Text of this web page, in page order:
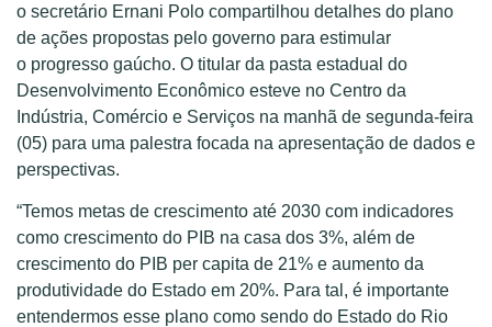
o secretário Ernani Polo compartilhou detalhes do plano
de ações propostas pelo governo para estimular
o progresso gaúcho. O titular da pasta estadual do
Desenvolvimento Econômico esteve no Centro da
Indústria, Comércio e Serviços na manhã de segunda-feira
(05) para uma palestra focada na apresentação de dados e
perspectivas.
“Temos metas de crescimento até 2030 com indicadores
como crescimento do PIB na casa dos 3%, além de
crescimento do PIB per capita de 21% e aumento da
produtividade do Estado em 20%. Para tal, é importante
entendermos esse plano como sendo do Estado do Rio